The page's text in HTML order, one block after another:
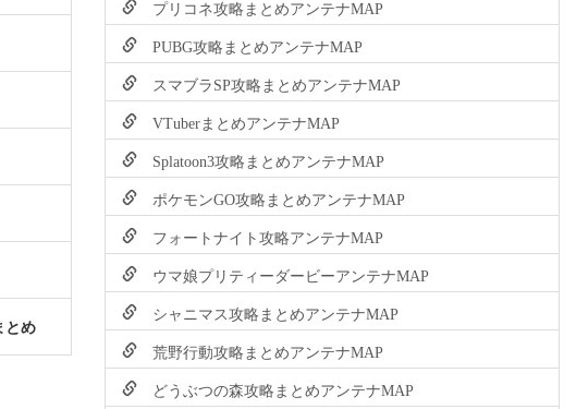
とめ
プリコネ攻略まとめアンテナMAP
PUBG攻略まとめアンテナMAP
スマブラSP攻略まとめアンテナMAP
VTuberまとめアンテナMAP
Splatoon3攻略まとめアンテナMAP
ポケモンGO攻略まとめアンテナMAP
フォートナイト攻略アンテナMAP
ウマ娘プリティーダービーアンテナMAP
シャニマス攻略まとめアンテナMAP
荒野行動攻略まとめアンテナMAP
どうぶつの森攻略まとめアンテナMAP